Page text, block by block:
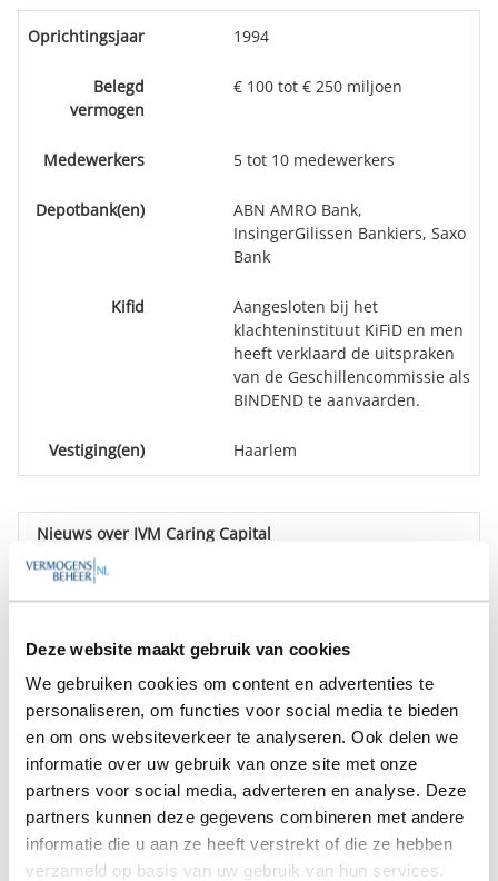
Deze website maakt gebruik van cookies
We gebruiken cookies om content en advertenties te
personaliseren, om functies voor social media te bieden
en om ons websiteverkeer te analyseren. Ook delen we
informatie over uw gebruik van onze site met onze
partners voor social media, adverteren en analyse. Deze
partners kunnen deze gegevens combineren met andere
informatie die u aan ze heeft verstrekt of die ze hebben
verzameld op basis van uw gebruik van hun services.
Oprichtingsjaar 1994
Belegd
vermogen
€ 100 tot € 250 miljoen
Medewerkers 5 tot 10 medewerkers
Depotbank(en)
ABN AMRO Bank,
InsingerGilissen Bankiers, Saxo
Bank
Kifid
Aangesloten bij het
klachteninstituut KiFiD en men
heeft verklaard de uitspraken
van de Geschillencommissie als
BINDEND te aanvaarden.
Vestiging(en) Haarlem
Nieuws over IVM Caring Capital
IVM Caring Capital overgenomen door
Trustus
Goedenacht,
We hebben diverse onafhankelijke
rapporten over IVM Caring Capital
gratis beschikbaar.
Bent u hier mogelijk in geïnteresseerd?
Nee
Ja